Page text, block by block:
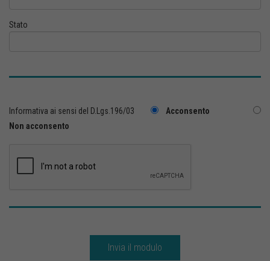
Stato
Informativa ai sensi del D.Lgs.196/03
Acconsento
Non acconsento
Invia il modulo